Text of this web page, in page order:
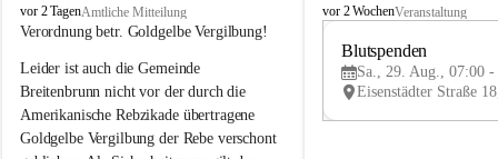
B
r
i
t
e
n
b
vor 2 TagenAmtliche Mitteilung
Verordnung betr. Goldgelbe Vergilbung!
Leider ist auch die Gemeinde
Breitenbrunn nicht vor der durch die
Amerikanische Rebzikade übertragene
Goldgelbe Vergilbung der Rebe verschont
B
e
vor 2 WochenVeranstaltung
Blutspenden
Sa., 29. Aug., 07:00 -